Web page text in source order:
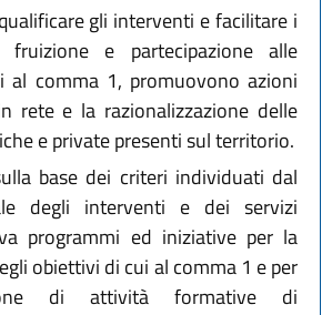
gli interventi e facilitare i
e partecipazione alle
al comma 1, promuovono azioni
rete e la razionalizzazione delle
e private presenti sul territorio.
base dei criteri individuati dal
degli interventi e dei servizi
programmi ed iniziative per la
obiettivi di cui al comma 1 e per
di attività formative di